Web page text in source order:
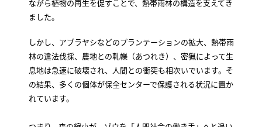
ながら植物の再生を促すことで、熱帯雨林の構造を支えてき
ました。
しかし、アブラヤシなどのプランテーションの拡大、熱帯雨
林の違法伐採、農地との軋轢（あつれき）、密猟によって生
息地は急速に破壊され、人間との衝突も相次いでいます。そ
の結果、多くの個体が保全センターで保護される状況に置か
れています。